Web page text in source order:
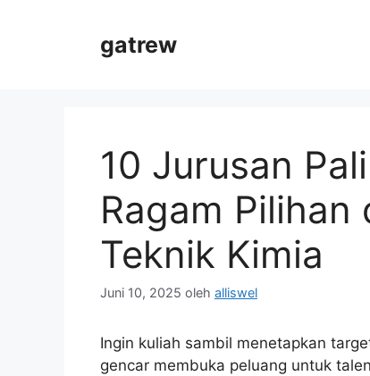
gatrew
10 Jurusan
Ragam
Teknik Kimia
Juni 10, 2025 oleh alliswel
Ingin kuliah sambil menetapkan
gencar membuka peluang untuk